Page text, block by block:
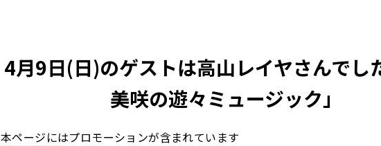
4月9日(日)のゲストは高山レイヤさんでし
美咲の遊々ミュージック」
本ページにはプロモーションが含まれています